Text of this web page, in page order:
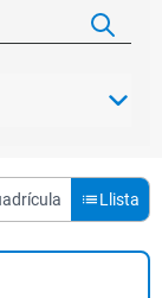
Llista